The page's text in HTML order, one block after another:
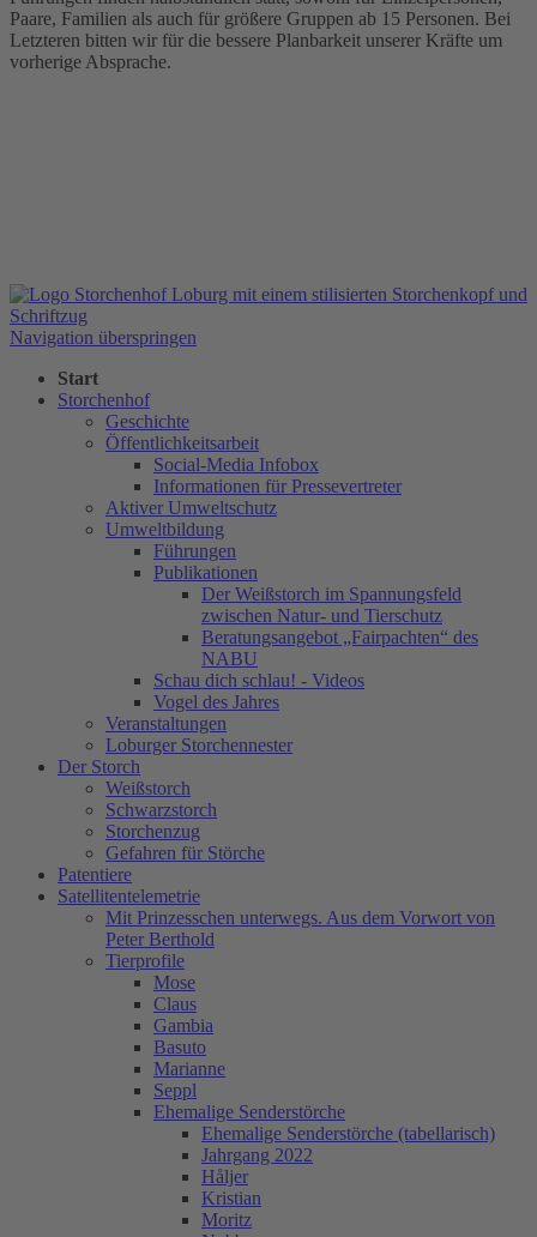
Paare, Familien als auch für größere Gruppen ab 15 Personen. Bei
Letzteren bitten wir für die bessere Planbarkeit unserer Kräfte um
vorherige Absprache.
Navigation überspringen
Start
Storchenhof
Geschichte
Öffentlichkeitsarbeit
Social-Media Infobox
Informationen für Pressevertreter
Aktiver Umweltschutz
Umweltbildung
Führungen
Publikationen
Der Weißstorch im Spannungsfeld
zwischen Natur- und Tierschutz
Beratungsangebot „Fairpachten“ des
NABU
Schau dich schlau! - Videos
Vogel des Jahres
Veranstaltungen
Loburger Storchennester
Der Storch
Weißstorch
Schwarzstorch
Storchenzug
Gefahren für Störche
Patentiere
Satellitentelemetrie
Mit Prinzesschen unterwegs. Aus dem Vorwort von
Peter Berthold
Tierprofile
Mose
Claus
Gambia
Basuto
Marianne
Seppl
Ehemalige Senderstörche
Ehemalige Senderstörche (tabellarisch)
Jahrgang 2022
Håljer
Kristian
Moritz